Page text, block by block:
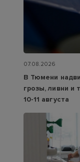
07.08.2026
В Тюмени
грозы, ливни и
10-11 августа